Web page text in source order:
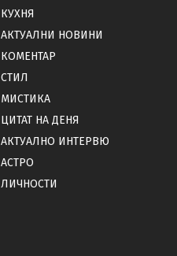
КУХНЯ
АКТУАЛНИ НОВИНИ
КОМЕНТАР
СТИЛ
МИСТИКА
ЦИТАТ НА ДЕНЯ
АКТУАЛНО ИНТЕРВЮ
АСТРО
ЛИЧНОСТИ